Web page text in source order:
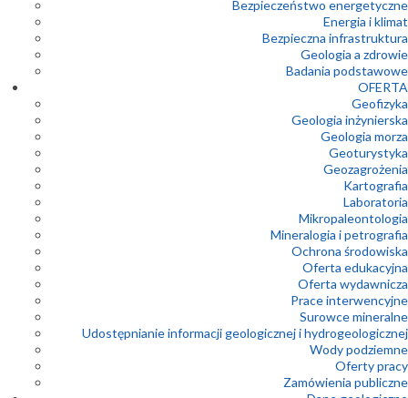
Bezpieczeństwo energetyczne
Energia i klimat
Bezpieczna infrastruktura
Geologia a zdrowie
Badania podstawowe
OFERTA
Geofizyka
Geologia inżynierska
Geologia morza
Geoturystyka
Geozagrożenia
Kartografia
Laboratoria
Mikropaleontologia
Mineralogia i petrografia
Ochrona środowiska
Oferta edukacyjna
Oferta wydawnicza
Prace interwencyjne
Surowce mineralne
Udostępnianie informacji geologicznej i hydrogeologicznej
Wody podziemne
Oferty pracy
Zamówienia publiczne